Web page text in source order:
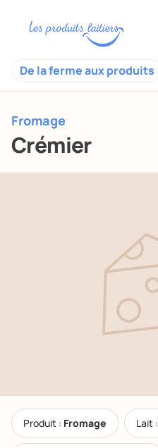
De la ferme aux produits
Fromage
Crémier
Produit : Fromage Lait :